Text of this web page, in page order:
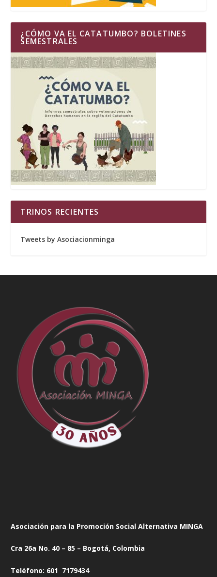
¿CÓMO VA EL CATATUMBO? BOLETINES
SEMESTRALES
TRINOS RECIENTES
Tweets by Asociacionminga
Asociación para la Promoción Social Alternativa MINGA
Cra 26a No. 40 – 85 – Bogotá, Colombia
Teléfono: 601 7179434